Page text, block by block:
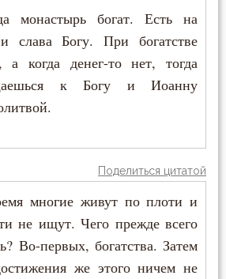
монастырь богат. Есть на
слава Богу. При богатстве
а когда денег-то нет, тогда
к Богу и Иоанну
Поделиться цитатой
многие живут по плоти и
не ищут. Чего прежде всего
Во-первых, богатства. Затем
же этого ничем не